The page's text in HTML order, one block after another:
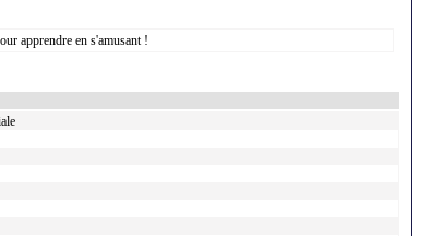
apprendre en s'amusant !